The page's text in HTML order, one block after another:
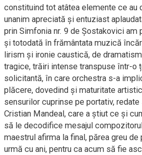
constituind tot atâtea elemente ce au
unanim apreciată și entuziast
prin Simfonia nr. 9 de Șostakovici am
și totodată în frământata muzică
lirism și ironie caustică, de
tragice, trăiri intense transpuse într-o
solicitantă, în care orchestra s-a
plăcere, dovedind și maturitate
sensurilor cuprinse pe portativ,
Cristian Mandeal, care a știut ce și
să le decodifice mesajul
maestrul afirma la final, părea greu
urmă cu ani, pentru ca acum să fie